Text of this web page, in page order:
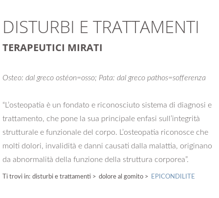
DISTURBI E TRATTAMENTI
TERAPEUTICI MIRATI
Osteo: dal greco ostéon=osso; Pata: dal greco pathos=sofferenza
“L’osteopatia è un fondato e riconosciuto sistema di diagnosi e
trattamento, che pone la sua principale enfasi sull’integrità
strutturale e funzionale del corpo. L’osteopatia riconosce che
molti dolori, invalidità e danni causati dalla malattia, originano
da abnormalità della funzione della struttura corporea”.
Ti trovi in: disturbi e trattamenti > dolore al gomito > EPICONDILITE